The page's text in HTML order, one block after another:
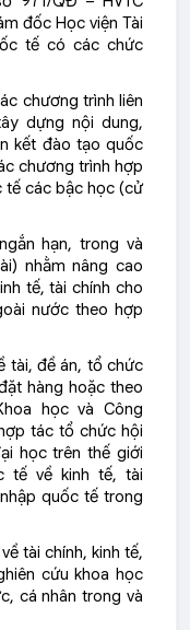
đốc Học viện Tài
tế có các chức
chương trình liên
dựng nội dung,
kết đào tạo quốc
chương trình hợp
tế các bậc học (cử
hạn, trong và
nhằm nâng cao
tế, tài chính cho
nước theo hợp
tài, đề án, tổ chức
hàng hoặc theo
học và Công
tác tổ chức hội
học trên thế giới
tế về kinh tế, tài
quốc tế trong
tài chính, kinh tế,
cứu khoa học
cá nhân trong và